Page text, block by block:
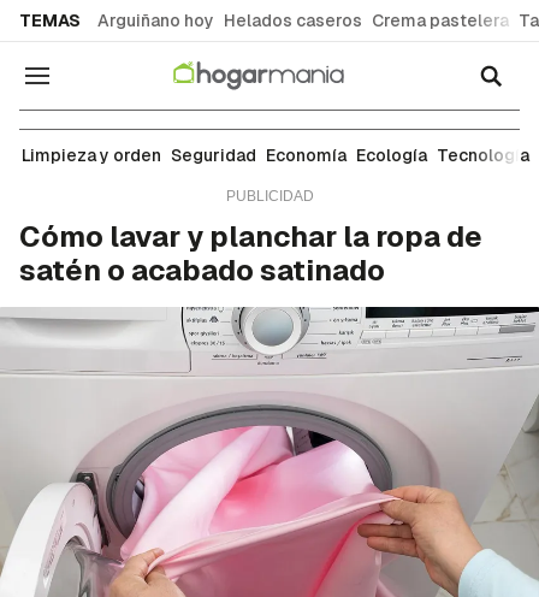
TEMAS Arguiñano hoy Helados caseros Crema pastelera
Navegación
Ropa y tejidos
Limpieza y orden Seguridad Economía Ecología Tecnología
Cómo lavar y planchar la ropa de
satén o acabado satinado